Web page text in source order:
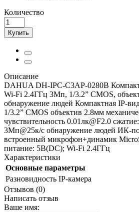
Количество
Купить
Описание
DAHUA DH-IPC-C3AP-0280B
Wi-Fi 2.4ГГц 3Мп, 1/3.2” CMOS,
обнаружение людей Компактная IP-
1/3.2” CMOS объектив 2.8мм
чувствительность 0.01лк@F2.0
3Мп@25к/с обнаружение людей ИК-
встроенный микрофон+динамик
питание: 5В(DC); Wi-Fi 2.4ГГц
Характеристики
Основные параметры
Разновидность IP-камера
Отзывов (0)
Написать отзыв
Ваше имя: